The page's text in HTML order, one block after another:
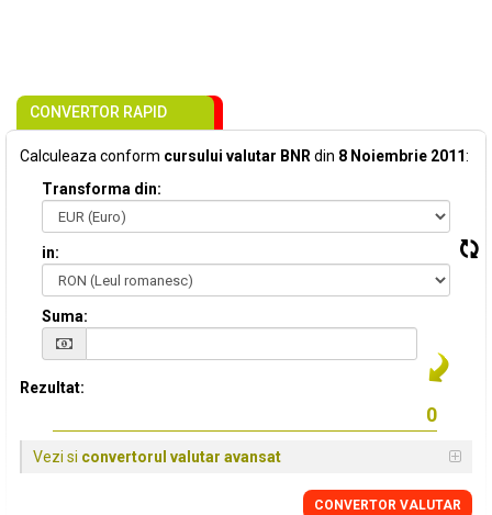
CONVERTOR RAPID
Calculeaza conform cursului valutar BNR din 8 Noiembrie 2011:
Transforma din:
in:
Suma:
Rezultat:
Vezi si convertorul valutar avansat
CONVERTOR VALUTAR